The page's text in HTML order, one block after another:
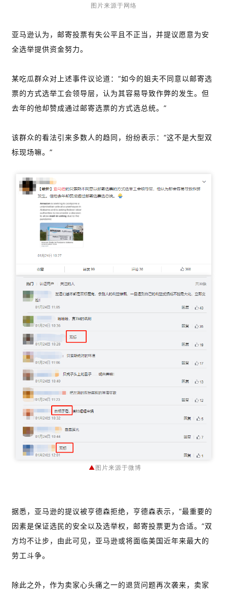
图片来源于网络
亚马逊认为，邮寄投票有失公平且不正当，并提议愿意为安
全选举提供资金努力。
某吃瓜群众对上述事件议论道：“如今的姐夫不同意以邮寄选
票的方式选举工会领导层，认为其容易导致作弊的发生。但
去年的他却赞成通过邮寄选票的方式选总统。”
该群众的看法引来多数人的趋同，纷纷表示：“这不是大型双
标现场嘛。”
▲图片来源于微博
据悉，亚马逊的提议被亨德森拒绝，亨德森表示，“最重要的
因素是保证选民的安全以及选举权，邮寄投票更为合适。”双
方均不让步，由此可见，亚马逊或将面临美国近年来最大的
劳工斗争。
除此之外，作为卖家心头痛之一的退货问题再次袭来，卖家